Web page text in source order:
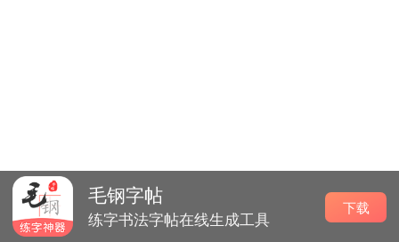
毛钢字帖
练字书法字帖在线生成工具
下载